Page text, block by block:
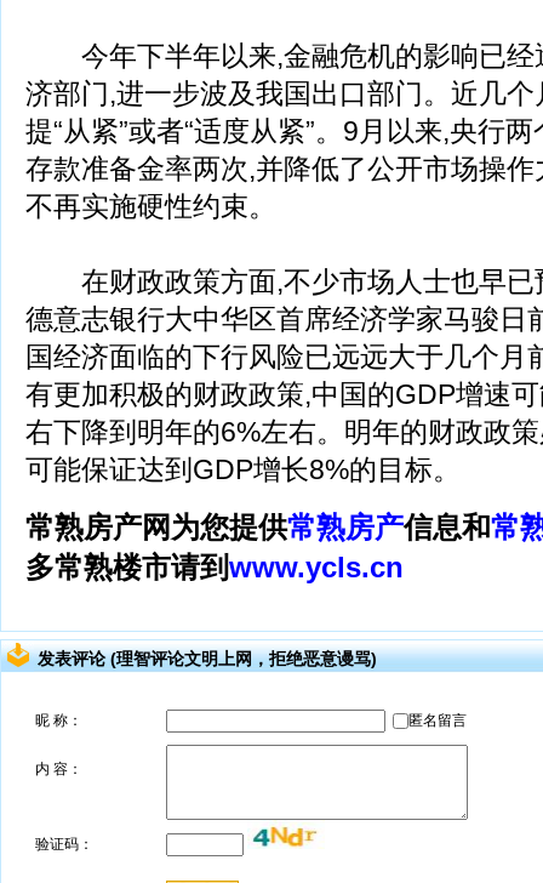
今年下半年以来,金融危机的影响已经
济部门,进一步波及我国出口部门。近几
提“从紧”或者“适度从紧”。9月以来,央行
存款准备金率两次,并降低了公开市场操
不再实施硬性约束。
在财政政策方面,不少市场人士也早已
德意志银行大中华区首席经济学家马骏日
国经济面临的下行风险已远远大于几个月
有更加积极的财政政策,中国的GDP增速
右下降到明年的6%左右。明年的财政政
可能保证达到GDP增长8%的目标。
常熟房产网为您提供常熟房产信息和常
多常熟楼市请到www.ycls.cn
发表评论 (理智评论文明上网，拒绝恶意谩骂)